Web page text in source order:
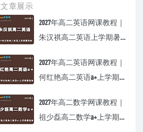
文章展示
2027年高二英语网课教程｜
朱汉祺高二英语上学期暑
2027年高二英语网课教程｜
何红艳高二英语a+上学期
2027年高二数学网课教程｜
祖少磊高二数学a+上学期